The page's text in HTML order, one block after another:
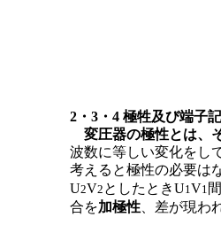
2・3・4 極牲及び端子
変圧器の極性とは、
波数に等しい変化をし
考えると極性の必要は
U2V2 としたときU1V1
合を加極性、差が現わ